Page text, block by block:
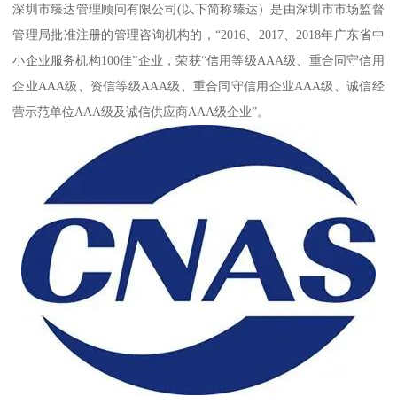
深圳市臻达管理顾问有限公司(以下简称臻达）是由深圳市市场监督
管理局批准注册的管理咨询机构的，“2016、2017、2018年广东省中
小企业服务机构100佳”企业，荣获“信用等级AAA级、重合同守信用
企业AAA级、资信等级AAA级、重合同守信用企业AAA级、诚信经
营示范单位AAA级及诚信供应商AAA级企业”。